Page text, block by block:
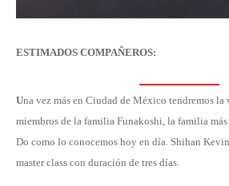
ESTIMADOS COMPAÑEROS:
Una vez más en Ciudad de México tendremos la
miembros de la familia Funakoshi, la familia
Do como lo conocemos hoy en día. Shihan
master class con duración de tres días.